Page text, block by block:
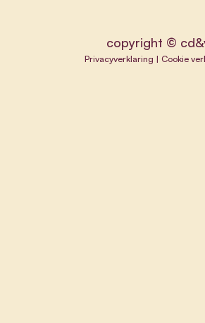
copyright ©
Privacyverklaring | Cookie